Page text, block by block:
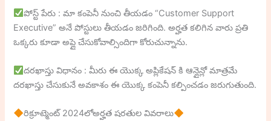
పోస్ట్ పేరు : మా కంపెనీ నుంచి తీయడం “Customer Support
Executive” అనే పోస్టులు తీయడం జరిగింది. అర్హత కలిగిన వారు ప్రతి
ఒక్కరు కూడా అప్లై చేసుకోవాల్సిందిగా కోరుచున్నాను.
దరఖాస్తు విధానం : మీరు ఈ యొక్క అప్లికేషన్ కి ఆన్లైన్లో మాత్రమే
దరఖాస్తు చేసుకునే అవకాశం ఈ యొక్క కంపెనీ కల్పించడం జరుగుతుంది.
రిక్రూట్మెంట్ 2024లోఅర్హత షరతుల వివరాలు